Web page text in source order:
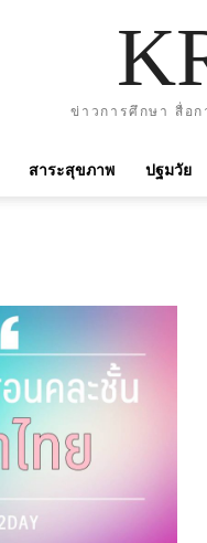
ข่าวการศึกษา สื่อ
สาระสุขภาพ ปฐมวัย